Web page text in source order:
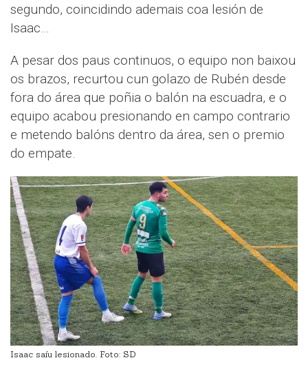
segundo, coincidindo ademais coa lesión de
Isaac…
A pesar dos paus continuos, o equipo non baixou
os brazos, recurtou cun golazo de Rubén desde
fora do área que poñia o balón na escuadra, e o
equipo acabou presionando en campo contrario
e metendo balóns dentro da área, sen o premio
do empate.
Isaac saíu lesionado. Foto: SD